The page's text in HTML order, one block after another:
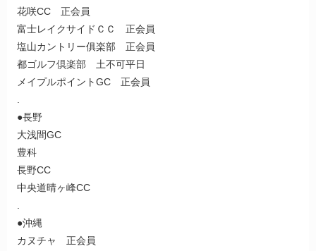
花咲CC 正会員
富士レイクサイドＣＣ 正会員
塩山カントリー俱楽部 正会員
都ゴルフ倶楽部 土不可平日
メイプルポイントGC 正会員
●長野
大浅間GC
豊科
長野CC
中央道晴ヶ峰CC
●沖縄
カヌチャ 正会員